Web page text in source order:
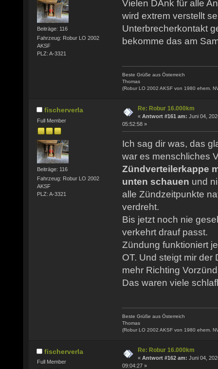
Beiträge: 116
Fahrzeug: Robur LO 2002
AKSF
PLZ: A-3321
Vielen DAnk für alle
wird extrem verstellt
Unterbrecherkontakt
bekomme das am
Beste Grüße aus Österreich
Thomas
(Robur LO 2002 AKSF von 1980 ehem.
fischerverla
Full Member
Beiträge: 116
Fahrzeug: Robur LO 2002
AKSF
PLZ: A-3321
Re: Robur 16.000km
« Antwort #161 am: Juni 04,
05:52:58 »
Ich sag dir was, das
war es menschliches
Zündverteilerkappe
unten schauen und
alle Zündzeitpunkte
verdreht.
Bis jetzt noch nie
verkehrt drauf passt.
Zündung funktioniert
OT. Und steigt mir der
mehr Richting
Das waren viele
Beste Grüße aus Österreich
Thomas
(Robur LO 2002 AKSF von 1980 ehem.
fischerverla
Full Member
Re: Robur 16.000km
« Antwort #162 am: Juni 04,
09:04:27 »